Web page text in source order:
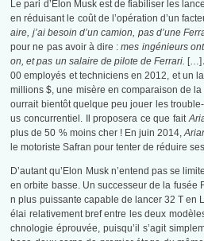
Le pari d’Elon Musk est de fiabiliser les
en réduisant le coût de l’opération d’un
aire, j’ai besoin d’un camion, pas d’une
pour ne pas avoir à dire :mes ingénieurs
on, et pas un salaire de pilote de Ferrari. […]
00 employés et techniciens en 2012, et un
millions $, une misère en comparaison de
ourrait bientôt quelque peu jouer les
us concurrentiel. Il proposera ce que fait
plus de 50 % moins cher ! En juin 2014,
le motoriste Safran pour tenter de réduire
D’autant qu’Elon Musk n’entend pas se
en orbite basse. Un successeur de la fusée
n plus puissante capable de lancer 32 T en
élai relativement bref entre les deux
chnologie éprouvée, puisqu’il s’agit